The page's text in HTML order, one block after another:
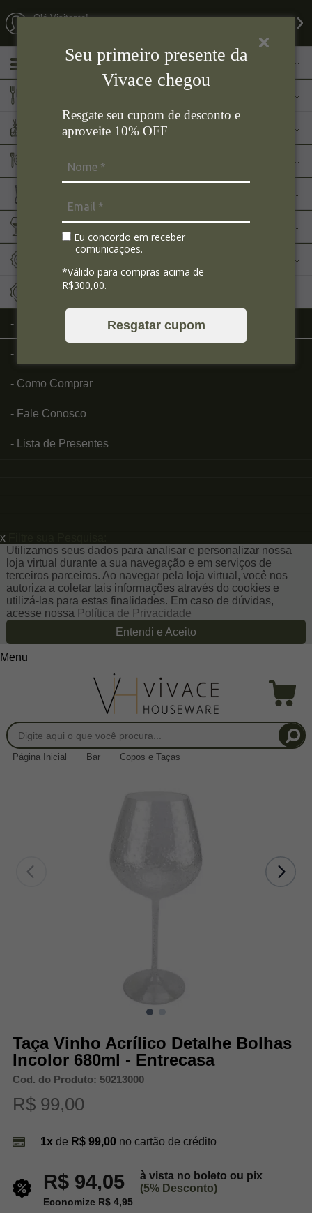
Seu primeiro presente da
Vivace chegou
Resgate seu cupom de desconto e
aproveite 10% OFF
Eu concordo em receber
comunicações.
*Válido para compras acima de
R$300,00.
Resgatar cupom
Olá Visitante!
Aromas
Mesa Posta
Como Comprar
Fale Conosco
Lista de Presentes
x
Utilizamos seus dados para analisar e personalizar nossa
loja virtual durante a sua navegação e em serviços de
terceiros parceiros. Ao navegar pela loja virtual, você nos
autoriza a coletar tais informações através do cookies e
utilizá-las para estas finalidades. Em caso de dúvidas,
acesse nossa Política de Privacidade
Entendi e Aceito
Menu
Página Inicial Bar Copos e Taças
Taça Vinho Acrílico Detalhe Bolhas
Incolor 680ml - Entrecasa
Cod. do Produto: 50213000
R$ 99,00
1xde R$ 99,00 no cartão de crédito
R$ 94,05
à vista no boleto ou pix
(5% Desconto)
Economize R$ 4,95